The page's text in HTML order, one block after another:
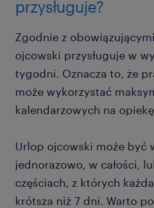
przysługuje?
Zgodnie z
ojcowski przysługuje w
tygodni. Oznacza to, że
może wykorzystać
kalendarzowych na
Urlop ojcowski może być
jednorazowo, w całości,
częściach, z których
krótsza niż 7 dni. Warto